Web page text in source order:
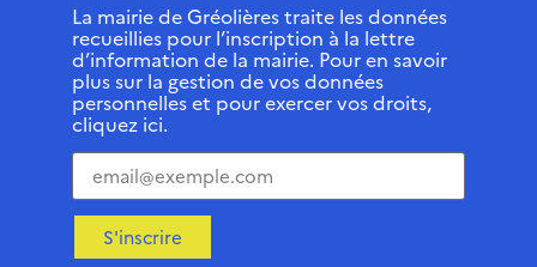
La mairie de Gréolières traite les données
recueillies pour l’inscription à la lettre
d’information de la mairie. Pour en savoir
plus sur la gestion de vos données
personnelles et pour exercer vos droits,
cliquez ici.
S'inscrire